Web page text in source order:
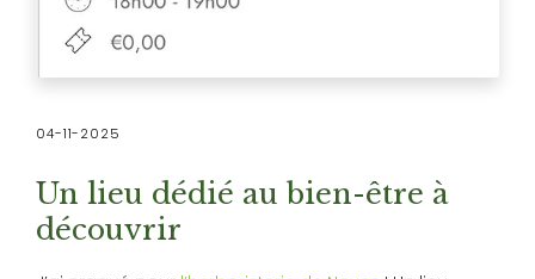
04-11-2025
Un lieu dédié au bien-être à
découvrir